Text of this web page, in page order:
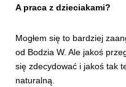
A praca z dzieciakami?
Mogłem się to bardziej
od Bodzia W. Ale jakoś
się zdecydować i jakoś tak
naturalną.